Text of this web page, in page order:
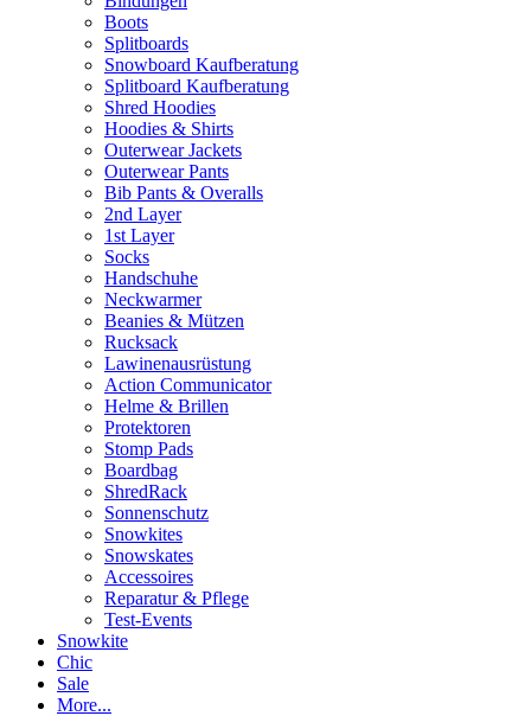
Boots
Splitboards
Snowboard Kaufberatung
Splitboard Kaufberatung
Shred Hoodies
Hoodies & Shirts
Outerwear Jackets
Outerwear Pants
Bib Pants & Overalls
2nd Layer
1st Layer
Socks
Handschuhe
Neckwarmer
Beanies & Mützen
Rucksack
Lawinenausrüstung
Action Communicator
Helme & Brillen
Protektoren
Stomp Pads
Boardbag
ShredRack
Sonnenschutz
Snowkites
Snowskates
Accessoires
Reparatur & Pflege
Test-Events
Snowkite
Chic
Sale
More...